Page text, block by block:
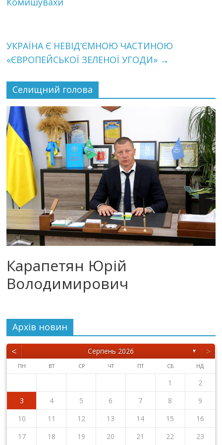
УКРАЇНА Є НЕВІД’ЄМНОЮ ЧАСТИНОЮ
«ЄВРОПЕЙСЬКОЇ ЗЕЛЕНОЇ УГОДИ» →
Селищний голова
Карапетян Юрій
Володимирович
Архiв новин
< Серпень 2026 ▼ >
ПН ВТ СР ЧТ ПТ СБ НД
1
2
3
4 5 6 7 8
9
10
11 12 13 14 15
16
17
18 19 20 21 22
23